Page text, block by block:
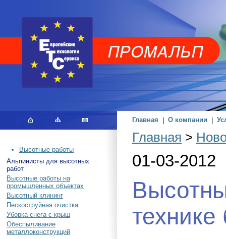
Главная О компании
Высотные работы
Альпинисты для высотных
работ
Высотные работы на
промышленных объектах
Высотный клининг
Пескоструйная очистка
Уборка снега с крыш
Обеспыливание
металлоконструкций
Главная >
01-03-2012
технике